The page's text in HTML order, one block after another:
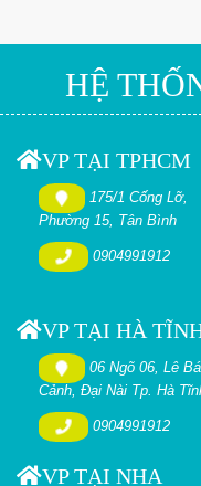
HỆ
VP TẠI TPHCM
175/1 Cống Lỡ,
Phường 15, Tân Bình
0904991912
VP TẠI HÀ
06 Ngõ 06, Lê Bá
Cảnh, Đại Nài Tp. Hà
0904991912
VP TẠI NHA